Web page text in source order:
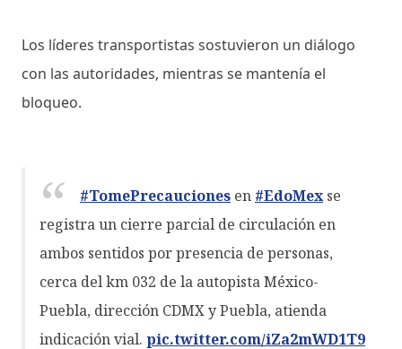
Los líderes transportistas sostuvieron un diálogo
con las autoridades, mientras se mantenía el
bloqueo.
#TomePrecauciones en #EdoMexse
registra un cierre parcial de circulación en
ambos sentidos por presencia de personas,
cerca del km 032 de la autopista México-
Puebla, dirección CDMX y Puebla, atienda
indicación vial. pic.twitter.com/iZa2mWD1T9